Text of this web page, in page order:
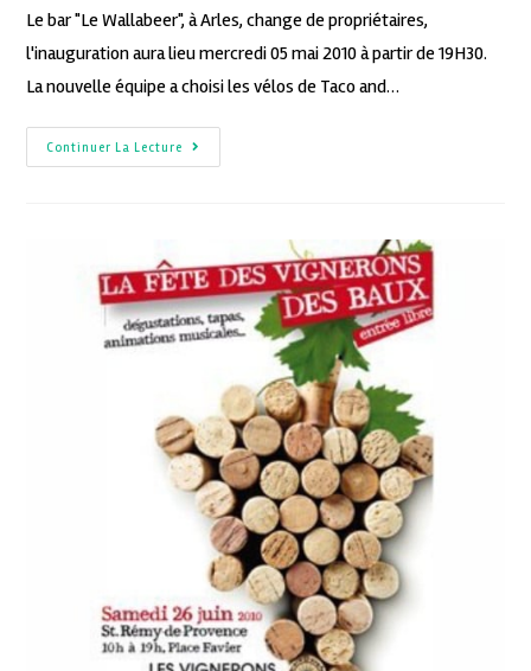
Le bar "Le Wallabeer", à Arles, change de propriétaires,
l'inauguration aura lieu mercredi 05 mai 2010 à partir de 19H30.
La nouvelle équipe a choisi les vélos de Taco and…
Continuer La Lecture